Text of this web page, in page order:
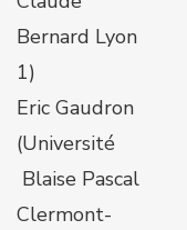
Bernard Lyon
1)
Eric Gaudron
(Université
Blaise Pascal
Clermont-